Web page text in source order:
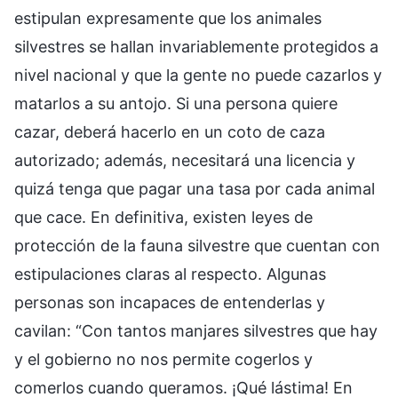
estipulan expresamente que los animales
silvestres se hallan invariablemente protegidos a
nivel nacional y que la gente no puede cazarlos y
matarlos a su antojo. Si una persona quiere
cazar, deberá hacerlo en un coto de caza
autorizado; además, necesitará una licencia y
quizá tenga que pagar una tasa por cada animal
que cace. En definitiva, existen leyes de
protección de la fauna silvestre que cuentan con
estipulaciones claras al respecto. Algunas
personas son incapaces de entenderlas y
cavilan: “Con tantos manjares silvestres que hay
y el gobierno no nos permite cogerlos y
comerlos cuando queramos. ¡Qué lástima! En